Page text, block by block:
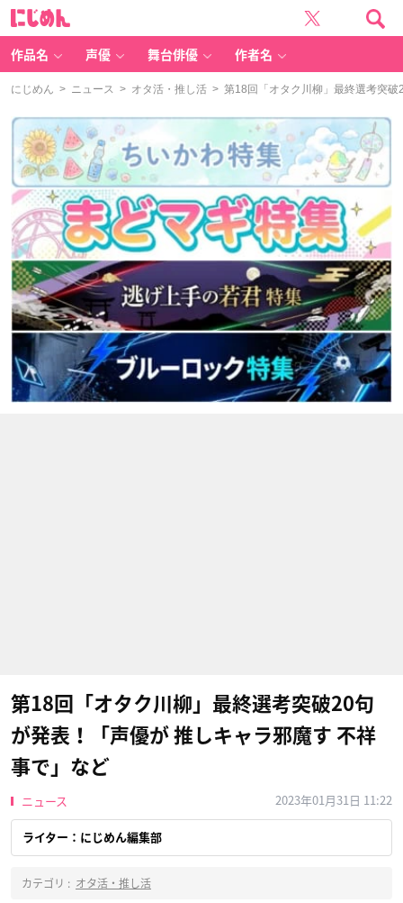
作品名 声優 舞台俳優 作者名
にじめん > ニュース > オタ活・推し活 > 第18回「オタク川柳」最終選考突破
第18回「オタク川柳」最終選考突破20句
が発表！「声優が 推しキャラ邪魔す 不祥
事で」など
ニュース 2023年01月31日 11:22
ライター：にじめん編集部
カテゴリ : オタ活・推し活